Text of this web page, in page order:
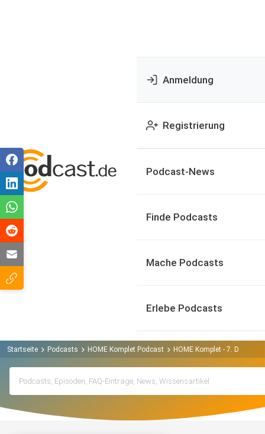
Anmeldung
Registrierung
Podcast-News
Finde Podcasts
Mache Podcasts
Erlebe Podcasts
Startseite Podcasts HOME Komplet Podcast HOME Komplet - 7.